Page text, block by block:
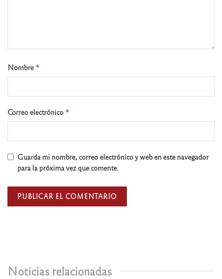
Noticias relacionadas
Nombre *
Correo electrónico *
Guarda mi nombre, correo electrónico y web en este navegador
para la próxima vez que comente.